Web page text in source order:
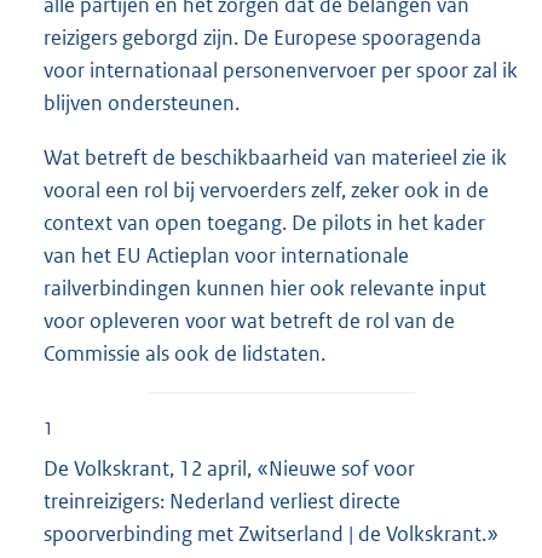
reizigers geborgd zijn. De Europese spooragenda
voor internationaal personenvervoer per spoor zal ik
blijven ondersteunen.
Wat betreft de beschikbaarheid van materieel zie ik
vooral een rol bij vervoerders zelf, zeker ook in de
context van open toegang. De pilots in het kader
van het EU Actieplan voor internationale
railverbindingen kunnen hier ook relevante input
voor opleveren voor wat betreft de rol van de
Commissie als ook de lidstaten.
1
De Volkskrant, 12 april, «Nieuwe sof voor
treinreizigers: Nederland verliest directe
spoorverbinding met Zwitserland | de Volkskrant.»